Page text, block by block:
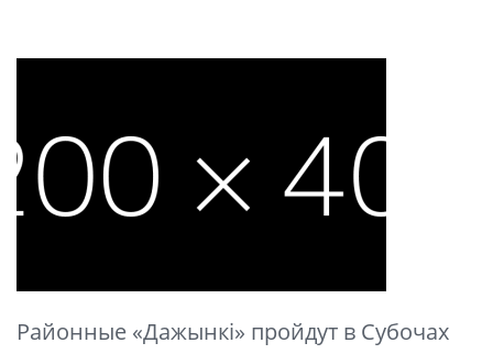
Районные «Дажынкі» пройдут в Субочах